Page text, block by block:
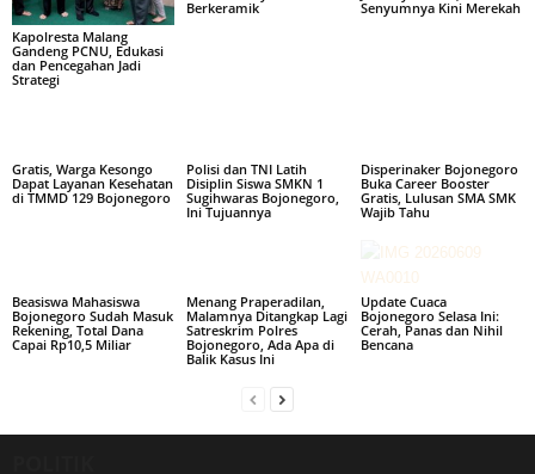
Kapolresta Malang
Gandeng PCNU, Edukasi
dan Pencegahan Jadi
Strategi
Berkeramik
Senyumnya Kini Merekah
Gratis, Warga Kesongo
Dapat Layanan Kesehatan
di TMMD 129 Bojonegoro
Polisi dan TNI Latih
Disiplin Siswa SMKN 1
Sugihwaras Bojonegoro,
Ini Tujuannya
Disperinaker Bojonegoro
Buka Career Booster
Gratis, Lulusan SMA SMK
Wajib Tahu
Beasiswa Mahasiswa
Bojonegoro Sudah Masuk
Rekening, Total Dana
Capai Rp10,5 Miliar
Menang Praperadilan,
Malamnya Ditangkap Lagi
Satreskrim Polres
Bojonegoro, Ada Apa di
Balik Kasus Ini
Update Cuaca
Bojonegoro Selasa Ini:
Cerah, Panas dan Nihil
Bencana